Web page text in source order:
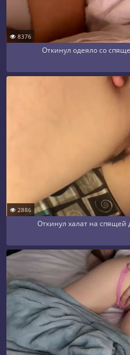
8376
Откинул одеяло со
2886
Откинул халат на спящей